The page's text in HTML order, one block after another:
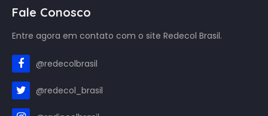
Fale Conosco
Entre agora em contato com o site Redecol Brasil.
@redecolbrasil
@redecol_brasil